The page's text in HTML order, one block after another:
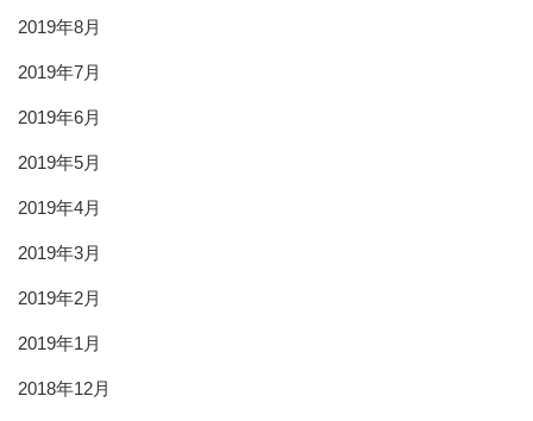
2019年8月
2019年7月
2019年6月
2019年5月
2019年4月
2019年3月
2019年2月
2019年1月
2018年12月